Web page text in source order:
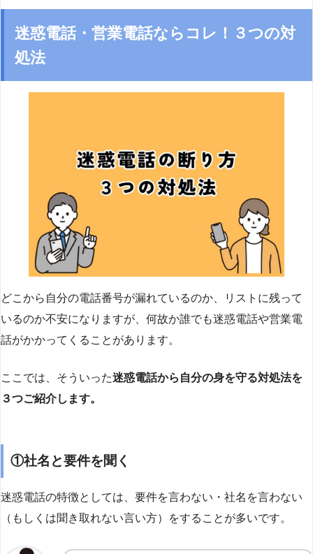
迷惑電話・営業電話ならコレ！３つの対
処法
どこから自分の電話番号が漏れているのか、リストに残って
いるのか不安になりますが、何故か誰でも迷惑電話や営業電
話がかかってくることがあります。
ここでは、そういった迷惑電話から自分の身を守る対処法を
３つご紹介します。
①社名と要件を聞く
迷惑電話の特徴としては、要件を言わない・社名を言わない
（もしくは聞き取れない言い方）をすることが多いです。